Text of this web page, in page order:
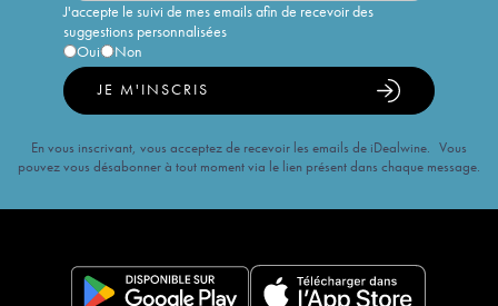
J'accepte le suivi de mes emails afin de recevoir des
suggestions personnalisées
Oui
Non
JE M'INSCRIS
En vous inscrivant, vous acceptez de recevoir les emails de iDealwine. Vous
pouvez vous désabonner à tout moment via le lien présent dans chaque message.